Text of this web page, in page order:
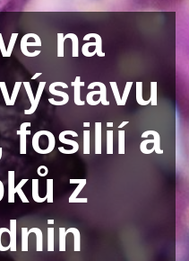
na
fosilií a
z